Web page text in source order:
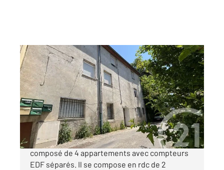
LA GRAND COMBE 30
220 m
Ref : 15671
Immeuble à vendre
136 500 €
La Grand Combe - Immeuble de rapport
composé de 4 appartements avec compteurs
EDF séparés. Il se compose en rdc de 2